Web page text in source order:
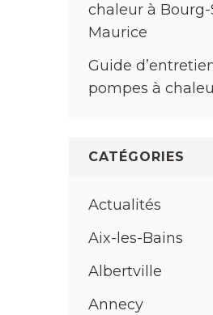
chaleur à
Maurice
Guide
pompes à
CATÉGORIES
Actualités
Aix-les-Bains
Albertville
Annecy